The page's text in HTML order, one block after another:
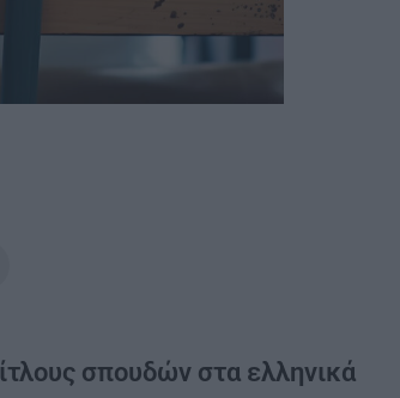
σπουδών στα ελληνικά